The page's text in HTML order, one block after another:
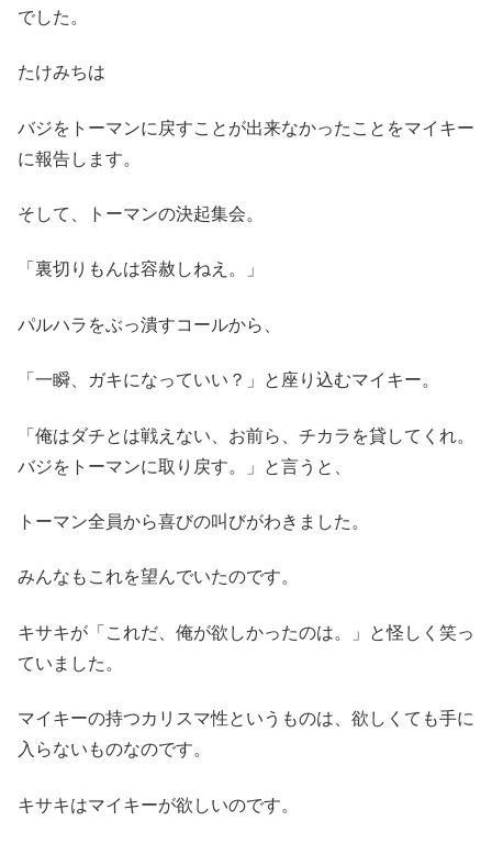
でした。
たけみちは
バジをトーマンに戻すことが出来なかったことをマイキー
に報告します。
そして、トーマンの決起集会。
「裏切りもんは容赦しねえ。」
パルハラをぶっ潰すコールから、
「一瞬、ガキになっていい？」と座り込むマイキー。
「俺はダチとは戦えない、お前ら、チカラを貸してくれ。
バジをトーマンに取り戻す。」と言うと、
トーマン全員から喜びの叫びがわきました。
みんなもこれを望んでいたのです。
キサキが「これだ、俺が欲しかったのは。」と怪しく笑っ
ていました。
マイキーの持つカリスマ性というものは、欲しくても手に
入らないものなのです。
キサキはマイキーが欲しいのです。